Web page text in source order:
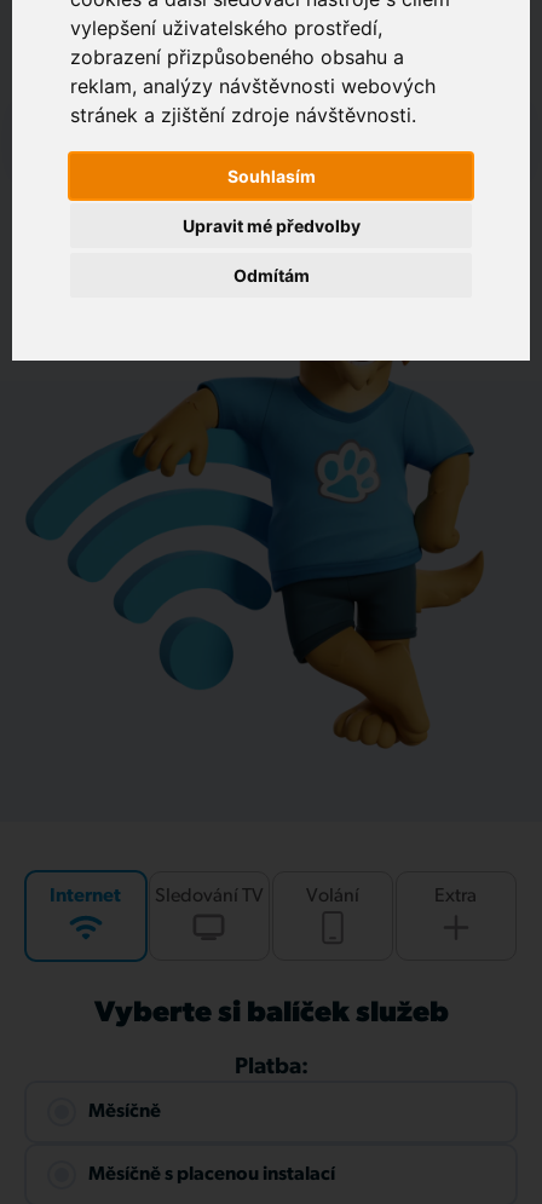
vylepšení uživatelského prostředí,
zobrazení přizpůsobeného obsahu a
reklam, analýzy návštěvnosti webových
stránek a zjištění zdroje návštěvnosti.
Souhlasím
Odmítám
Upravit mé předvolby
Zákaznický portál
Jak rychlé je připojení na vaší adrese?
Internet Sledování TV Volání Extra
Vyberte si balíček služeb
Platba:
Měsíčně
Měsíčně s placenou instalací